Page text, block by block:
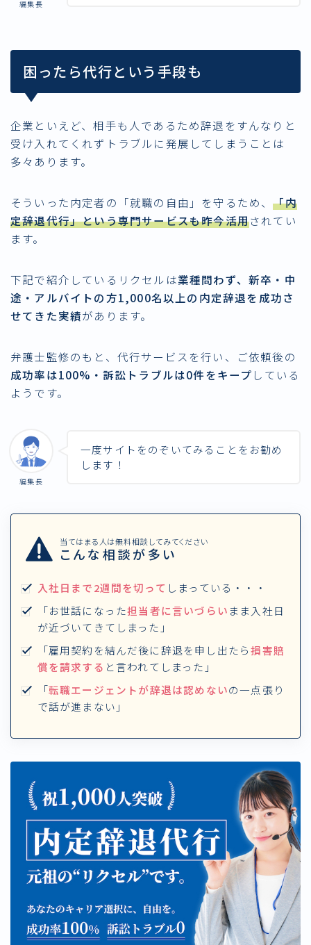
編集長
困ったら代行という手段も
企業といえど、相手も人であるため辞退をすんなりと
受け入れてくれずトラブルに発展してしまうことは
多々あります。
そういった内定者の「就職の自由」を守るため、「内
定辞退代行」という専門サービスも昨今活用されてい
ます。
下記で紹介しているリクセルは業種問わず、新卒・中
途・アルバイトの方1,000名以上の内定辞退を成功さ
せてきた実績があります。
弁護士監修のもと、代行サービスを行い、ご依頼後の
成功率は100%・訴訟トラブルは0件をキープ している
ようです。
編集長
一度サイトをのぞいてみることをお勧め
します！
当てはまる人は無料相談してみてください
こんな相談が多い
入社日まで2週間を切って しまっている・・・
「お世話になった担当者に言いづらい まま入社日
が近づいてきてしまった」
「雇用契約を結んだ後に辞退を申し出たら損害賠
償を請求する と言われてしまった」
「転職エージェントが辞退は認めないの一点張り
で話が進まない」